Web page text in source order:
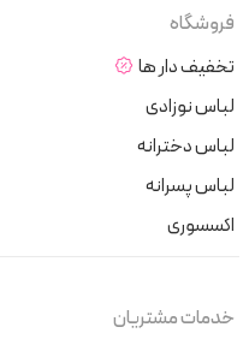
فروشگاه
تخفیف دار ها
لباس نوزادی
لباس دخترانه
لباس پسرانه
اکسسوری
خدمات مشتریان